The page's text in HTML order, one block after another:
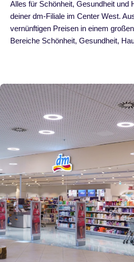
Alles für Schönheit, Gesundheit und
deiner dm-Filiale im Center West.
vernünftigen Preisen in einem
Bereiche Schönheit, Gesundheit,